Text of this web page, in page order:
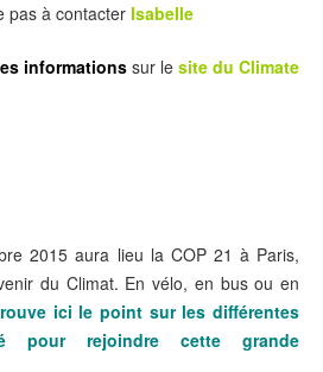
pas à contacterIsabelle
informations sur le site du Climate
2015 aura lieu la COP 21 à Paris,
du Climat. En vélo, en bus ou en
ici le point sur les différentes
pour rejoindre cette grande